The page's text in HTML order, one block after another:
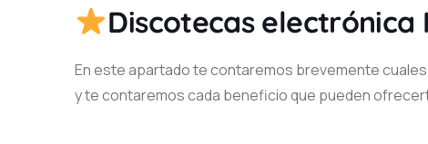
Discotecas electrónica
En este apartado te contaremos brevemente
y te contaremos cada beneficio que pueden